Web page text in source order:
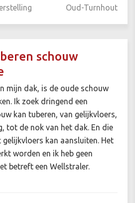
Oud-Turnhout
schouw
mijn dak, is de oude schouw
Ik zoek dringend een
kan tuberen, van gelijkvloers,
tot de nok van het dak. En die
gelijkvloers kan aansluiten. Het
worden en ik heb geen
betreft een Wellstraler.